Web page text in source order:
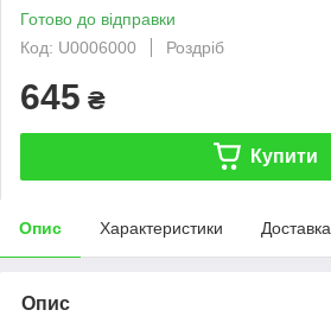
Готово до відправки
Код: U0006000
Роздріб
645 ₴
Купити
Опис Характеристики Доставка
Опис